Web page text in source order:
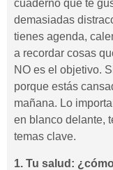
cuaderno que te
demasiadas
tienes agenda,
a recordar cosas
NO es el objetivo.
porque estás
mañana. Lo
en blanco delante,
temas clave.
1. Tu salud: